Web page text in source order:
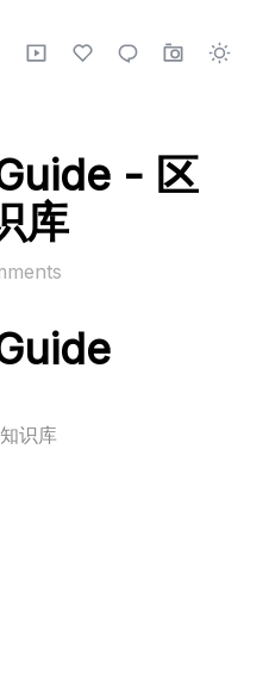
- 区
库
识库